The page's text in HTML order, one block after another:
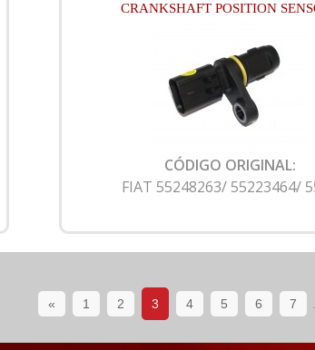
CRANKSHAFT POSITION
CÓDIGO ORIGINAL:
FIAT 55248263/ 55223464/
« 1 2 3 4 5 6 7